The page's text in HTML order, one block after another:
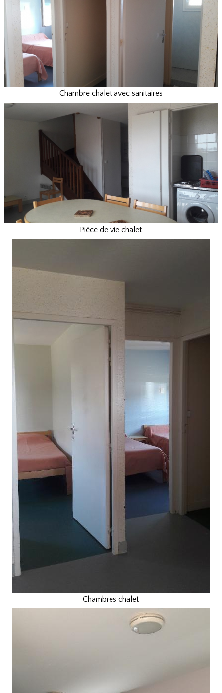
Chambre chalet avec sanitaires
Pièce de vie chalet
Chambres chalet